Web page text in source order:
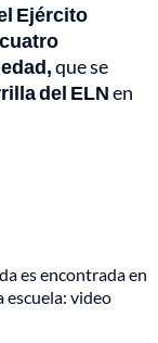
Ejército
cuatro
que se
del ELNen
es encontrada en
escuela: video